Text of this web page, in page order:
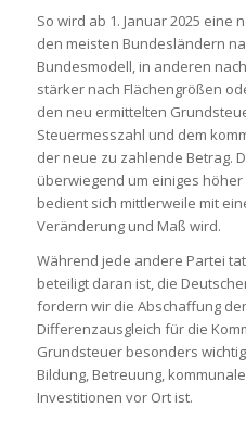
So wird ab 1. Januar 2025
den meisten Bundesländern
Bundesmodell, in anderen
stärker nach Flächengrößen
den neu ermittelten
Steuermesszahl und dem
der neue zu zahlende Betrag.
überwiegend um einiges
bedient sich mittlerweile mit
Veränderung und Maß wird.
Während jede andere Partei
beteiligt daran ist, die
fordern wir die Abschaffung
Differenzausgleich für die
Grundsteuer besonders
Bildung, Betreuung,
Investitionen vor Ort ist.